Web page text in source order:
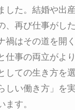
した。結婚や出
、再び仕事がし
禍はその道を開
仕事の両立がよ
しての生き方を
しい働き方」を
ます。